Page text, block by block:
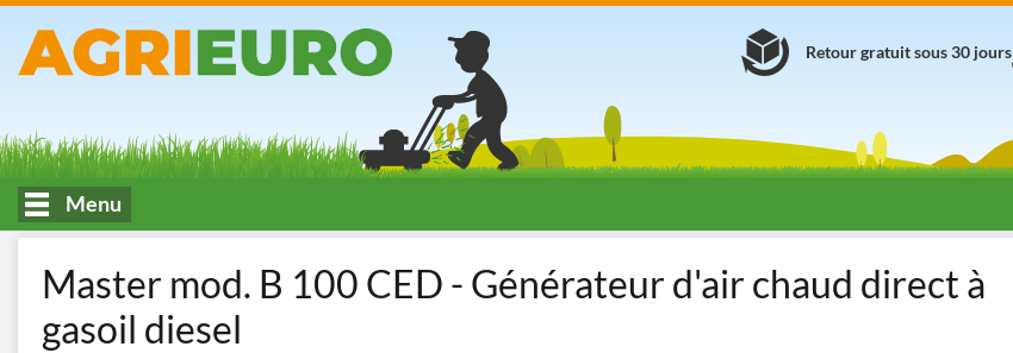
Retour gratuit sous 30 jours
Menu
Master mod. B 100 CED - Générateur d'air chaud direct à
gasoil diesel